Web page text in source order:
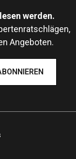
werden.
Angeboten.